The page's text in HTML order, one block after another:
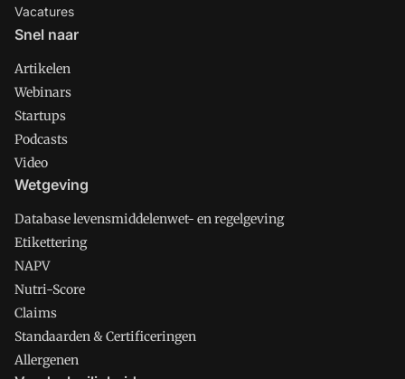
Vacatures
Snel naar
Artikelen
Webinars
Startups
Podcasts
Video
Wetgeving
Database levensmiddelenwet- en regelgeving
Etikettering
NAPV
Nutri-Score
Claims
Standaarden & Certificeringen
Allergenen